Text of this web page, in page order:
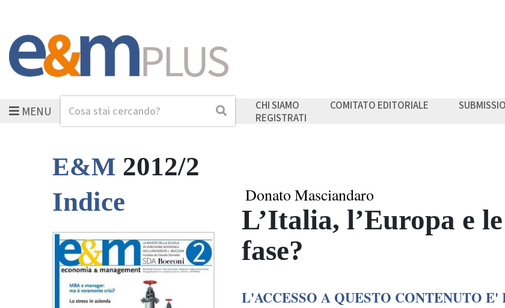
MENUCerca Cerca CHI SIAMO COMITATO EDITORIALE
REGISTRATI
E&M 2012/2
Indice
Donato Masciandaro
L’Italia, l’Europa e
fase?
L'ACCESSO A QUESTO CONTENUTO